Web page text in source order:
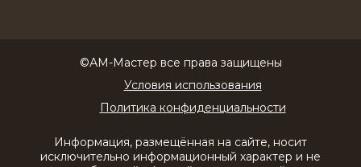
©АМ-Мастер все права защищены
Условия использования
Политика конфиденциальности
Информация, размещённая на сайте, носит
исключительно информационный характер и не